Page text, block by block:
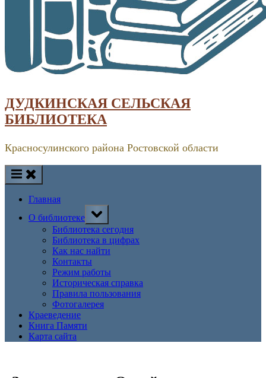
ДУДКИНСКАЯ СЕЛЬСКАЯ
БИБЛИОТЕКА
Красносулинского района Ростовской области
Главная
О библиотеке
Toggle
sub-
menu
Библиотека сегодня
Библиотека в цифрах
Как нас найти
Контакты
Режим работы
Историческая справка
Правила пользования
Фотогалерея
Краеведение
Книга Памяти
Карта сайта